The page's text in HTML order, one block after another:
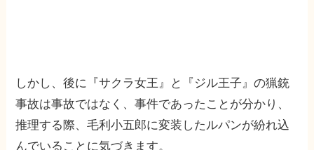
しかし、後に『サクラ女王』と『ジル王子』の猟銃
事故は事故ではなく、事件であったことが分かり、
推理する際、毛利小五郎に変装したルパンが紛れ込
んでいることに気づきます。